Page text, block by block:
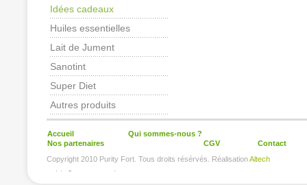
Idées cadeaux
Huiles essentielles
Lait de Jument
Sanotint
Super Diet
Autres produits
Accueil
Qui sommes-nous ?
Nos partenaires
CGV
Contact
Copyright 2010 Purity Fort. Tous droits résérvés. RéalisationAltech